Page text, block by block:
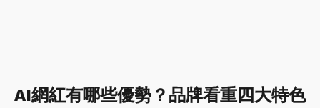
AI網紅有哪些優勢？品牌看重四大特色